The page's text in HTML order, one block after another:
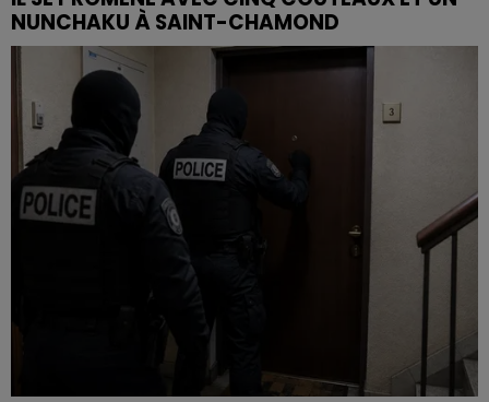
NUNCHAKU À SAINT-CHAMOND